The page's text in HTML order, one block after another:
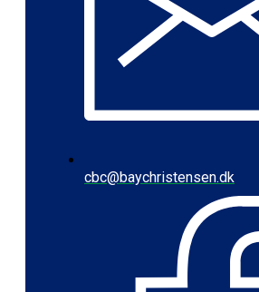
cbc@baychristensen.dk